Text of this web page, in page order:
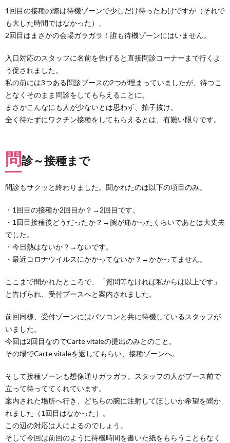
まで
とい
う間
問診
～接
種ま
で
3.
ワク
書を
受け
取っ
に口
告げ
られ
たこ
と
4.
証明書
コード
スキャ
ンエラ
ること
も！？
5.
副反
は？
6.
まと
め
1回目の接種の際は待機ゾーンで少しだけ待ったわけですが（それで
も大した時間ではなかった）、
2回目はまさかの会場ガラガラ！誰も待機ゾーンにはいません。
入口対応のスタッフに名前を告げると直接問診コーナーまで行くよ
う促されました。
私の前には3つある問診ブースの2つが埋まっていましたが、待つこ
となくそのまま問診をしてもらえることに。
まさかこんなにも人が少ないとは思わず、拍子抜け。
全く待たずにワクチン接種をしてもらえるとは、有難い限りです。
問診～接種まで
問診もサクッと終わりました。聞かれたのは以下の項目のみ。
・1回目の接種か2回目か？→2回目です。
・1回目接種後どうだったか？→腕が痛かったくらいであとは大丈夫
でした。
・今日熱はないか？→ないです。
・最近コロナウイルスにかかってないか？→かかってません。
ここまで聞かれたところで、「質問等なければ私からは以上です」
と告げられ、受付ブースへと案内されました。
前回同様、受付ゾーンにはパソコンと共に待機しているスタッフが
いました。
今回は2回目なのでCarte vitaleの提出のみとのこと。
その場でCarte vitaleを返してもらい、接種ゾーンへ。
そして接種ゾーンも想像通りガラガラ。スタッフの人がブース前で
立って待っててくれています。
案内された場所へ行き、どちらの腕に注射してほしいか希望を聞か
れました（1回目はなかった）。
この辺の対応は人によるのでしょう。
そして今回は前回のように待機時間を書いた紙をもらうこともなく